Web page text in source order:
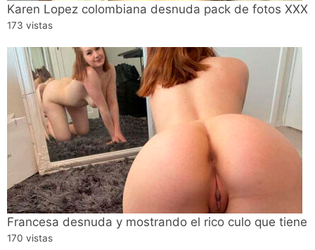
Karen Lopez colombiana desnuda pack de fotos XXX
173 vistas
Francesa desnuda y mostrando el rico culo que tiene
170 vistas